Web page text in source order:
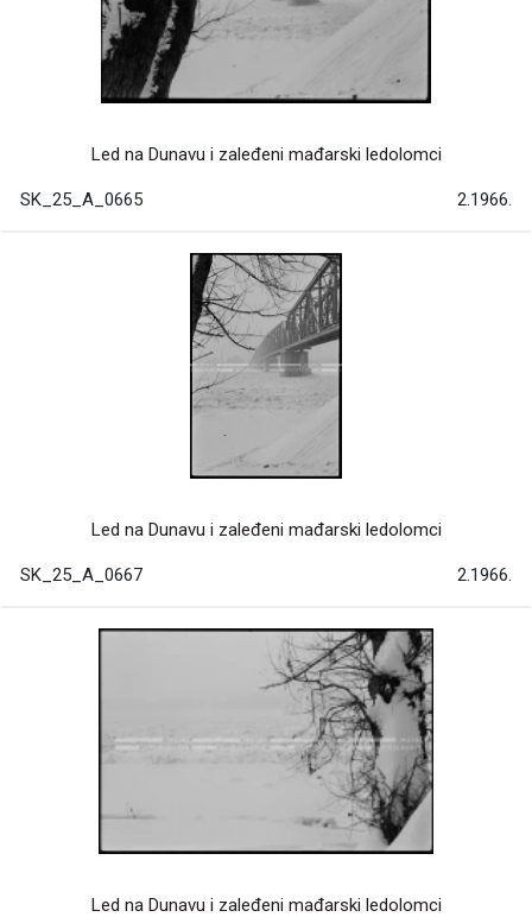
Led na Dunavu i zaleđeni mađarski ledolomci
SK_25_A_0665 2.1966.
Led na Dunavu i zaleđeni mađarski ledolomci
SK_25_A_0667 2.1966.
Led na Dunavu i zaleđeni mađarski ledolomci